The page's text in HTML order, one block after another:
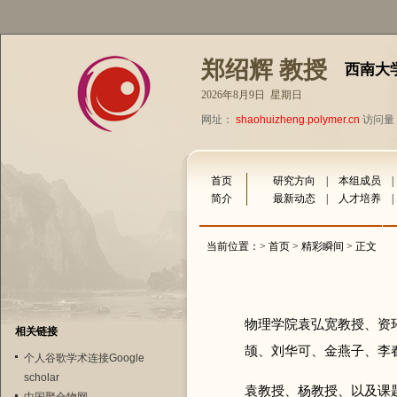
郑绍辉 教授 西南大
2026年8月9日 星期日
网址： shaohuizheng.polymer.cn 访问量
相关链接
个人谷歌学术连接Google
scholar
首页 研究方向 本组成员
简介
最新动态 人才培养
当前位置：> 首页 > 精彩瞬间 > 正文
物理学院袁弘宽教授、资
颉、刘华可、金燕子、李
袁教授、杨教授、以及